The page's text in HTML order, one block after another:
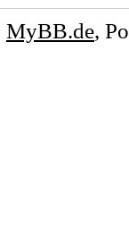
MyBB.de,